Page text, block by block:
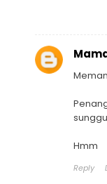
Hmm
Reply